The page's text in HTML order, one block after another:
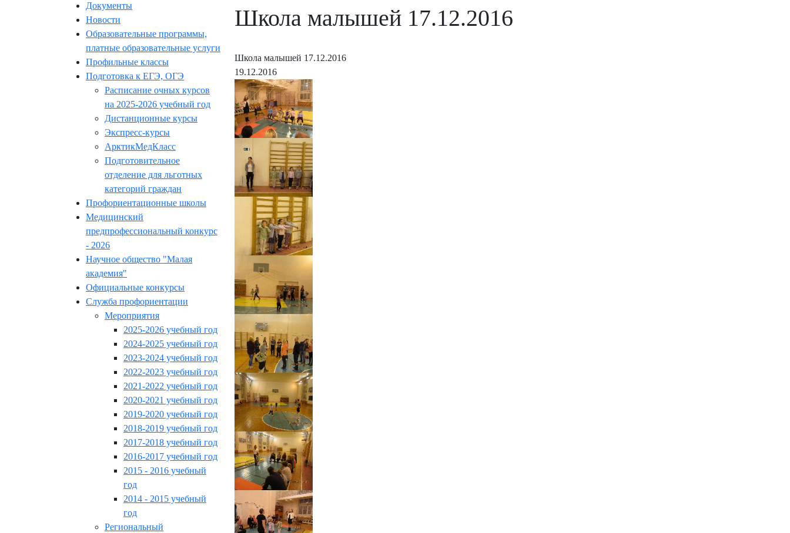
Документы
Новости
Образовательные программы,
платные образовательные услуги
Профильные классы
Подготовка к ЕГЭ, ОГЭ
Расписание очных курсов
на 2025-2026 учебный год
Дистанционные курсы
Экспресс-курсы
АрктикМедКласс
Подготовительное
отделение для льготных
категорий граждан
Профориентационные школы
Медицинский
предпрофессиональный конкурс
- 2026
Научное общество "Малая
академия"
Официальные конкурсы
Служба профориентации
Мероприятия
2025-2026 учебный год
2024-2025 учебный год
2023-2024 учебный год
2022-2023 учебный год
2021-2022 учебный год
2020-2021 учебный год
2019-2020 учебный год
2018-2019 учебный год
2017-2018 учебный год
2016-2017 учебный год
2015 - 2016 учебный
год
2014 - 2015 учебный
год
Региональный
Школа малышей 17.12.2016
Школа малышей 17.12.2016
19.12.2016